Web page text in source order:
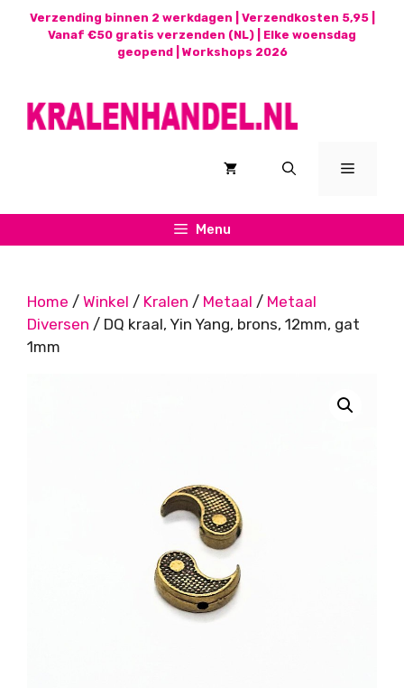
Verzending binnen 2 werkdagen | Verzendkosten 5,95 |
Vanaf €50 gratis verzenden (NL) | Elke woensdag
geopend | Workshops 2026
Menu
Menu
Home / Winkel / Kralen / Metaal / Metaal
Diversen / DQ kraal, Yin Yang, brons, 12mm, gat
1mm